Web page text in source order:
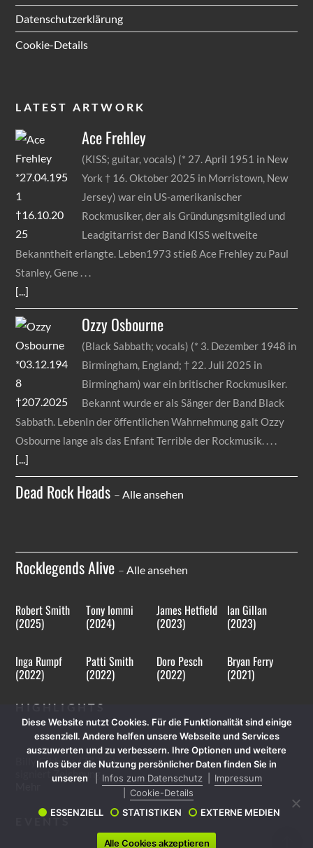
Datenschutzerklärung
Cookie-Details
LATEST ARTWORK
AceFrehley
(KISS; guitar, vocals) (* 27. April 1951 in New
York † 16. Oktober 2025 in Morristown, New
Jersey) war ein US-amerikanischer
Rockmusiker, der als Gründungsmitglied und
Leadgitarrist der Band KISS weltweite
Bekanntheit erlangte. Leben1973 stieß Ace Frehley zu Paul
Stanley, Gene
[...]
OzzyOsbourne
(Black Sabbath; vocals) (* 3. Dezember 1948 in
Birmingham, England; † 22. Juli 2025 in
Birmingham) war ein britischer Rockmusiker.
Bekannt wurde er als Sänger der Band Black
Sabbath. LebenIn der öffentlichen Wahrnehmung galt Ozzy
Osbourne lange als das Enfant Terrible der Rockmusik.
[...]
Dead Rock Heads – Alle ansehen
Rocklegends Alive – Alle ansehen
Robert Smith
(2025)
Tony Iommi
(2024)
James Hetfield
(2023)
Ian Gillan
(2023)
Inga Rumpf
(2022)
Patti Smith
(2022)
Doro Pesch
(2022)
Bryan Ferry
(2021)
HIGHLIGHTS
Billy Gibbons (ZZ Top)
signiert Zeichnung -
EVENTS
Diese Website nutzt Cookies. Für die Funktionalität sind einige
essenziell. Andere helfen unsere Webseite und Services
auszuwerten und zu verbessern. Ihre Optionen und weitere
Infos über die Nutzung persönlicher Daten finden Sie in
unseren
Infos zum Datenschutz
Impressum
Cookie-Details
ESSENZIELL
STATISTIKEN EXTERNE MEDIEN
Alle Cookies akzeptieren